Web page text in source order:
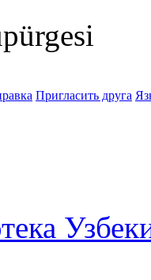
Пригласить друга